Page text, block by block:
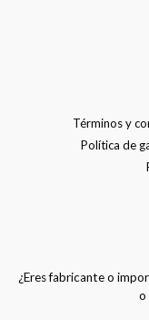
Términos y
Política de
¿Eres fabricante o
o